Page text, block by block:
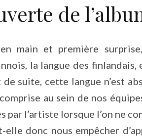
de
main et première surprise,
la langue des finlandais,
suite, cette langue n’est
au sein de nos
par l’artiste lorsque l’on ne
donc nous empêcher